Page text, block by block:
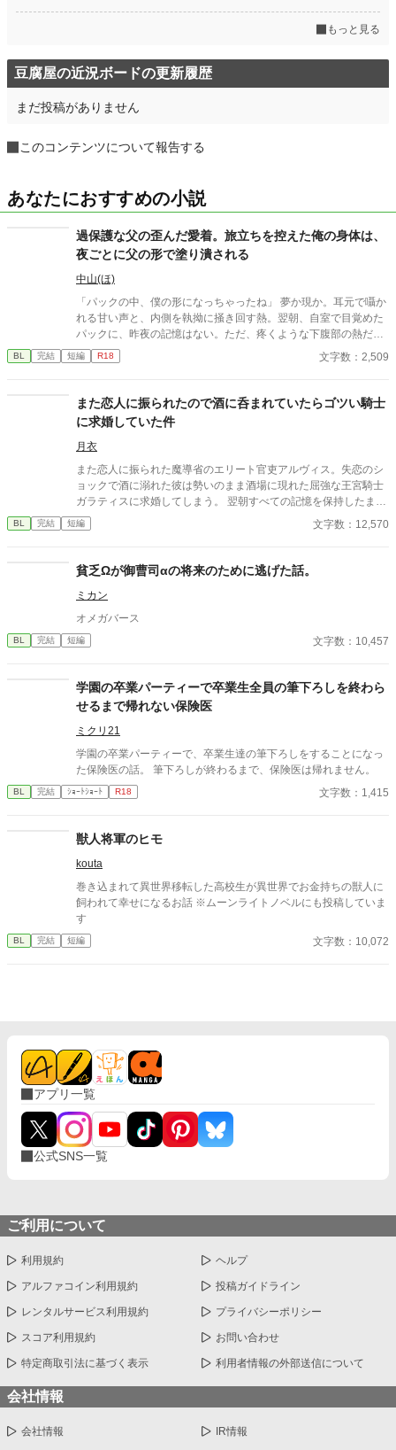
もっと見る
豆腐屋の近況ボードの更新履歴
まだ投稿がありません
このコンテンツについて報告する
あなたにおすすめの小説
過保護な父の歪んだ愛着。旅立ちを控えた俺の身体は、
夜ごとに父の形で塗り潰される
中山(ほ)
「パックの中、僕の形になっちゃったね」 夢か現か。耳元で囁か
れる甘い声と、内側を執拗に掻き回す熱。翌朝、自室で目覚めた
パックに、昨夜の記憶はない。ただ、疼くような下腹部の熱だけ
が残っていた。 相談しようと向かった相手こそが、自分を侵食し
ている張本人だとも知らずに、パックは父の部屋の扉を開く。 こ
BL 完結 短編 R18 文字数：2,509
また恋人に振られたので酒に呑まれていたらゴツい騎士
に求婚していた件
月衣
また恋人に振られた魔導省のエリート官吏アルヴィス。失恋のシ
ョックで酒に溺れた彼は勢いのまま酒場に現れた屈強な王宮騎士
ガラティスに求婚してしまう。 翌朝すべての記憶を保持したまま
絶望するアルヴィスだったが当のガラティスはなぜか本気だっ
た。 「安心しろ。俺は誠実な男だ。一度決めたことは覆さない」
体質な男が捕まる強制恋愛コメディのつもりです！！
BL 完結 短編 文字数：12,570
貧乏Ωが御曹司αの将来のために逃げた話。
ミカン
オメガバース
BL 完結 短編 文字数：10,457
学園の卒業パーティーで卒業生全員の筆下ろしを終わら
せるまで帰れない保険医
ミクリ21
学園の卒業パーティーで、卒業生達の筆下ろしをすることになっ
た保険医の話。 筆下ろしが終わるまで、保険医は帰れません。
BL 完結 ｼｮｰﾄｼｮｰﾄ R18 文字数：1,415
獣人将軍のヒモ
kouta
巻き込まれて異世界移転した高校生が異世界でお金持ちの獣人に
飼われて幸せになるお話 ※ムーンライトノベルにも投稿していま
す
BL 完結 短編 文字数：10,072
アプリ一覧
公式SNS一覧
ご利用について
利用規約 ヘルプ
アルファコイン利用規約 投稿ガイドライン
レンタルサービス利用規約 プライバシーポリシー
スコア利用規約 お問い合わせ
特定商取引法に基づく表示 利用者情報の外部送信について
会社情報
会社情報 IR情報